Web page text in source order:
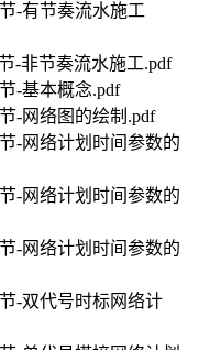
-有节奏流水施工
-非节奏流水施工.pdf
-基本概念.pdf
-网络图的绘制.pdf
-网络计划时间参数的
-网络计划时间参数的
-网络计划时间参数的
-双代号时标网络计